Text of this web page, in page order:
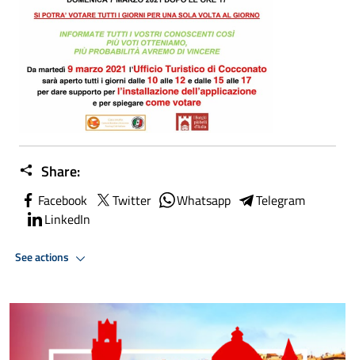
Share:
Facebook Twitter Whatsapp
Telegram
LinkedIn
See actions